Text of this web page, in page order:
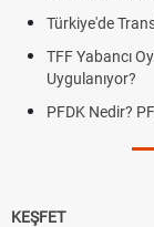
Türkiye'de
TFF Yabancı
Uygulanıyor?
PFDK Nedir?
KEŞFET